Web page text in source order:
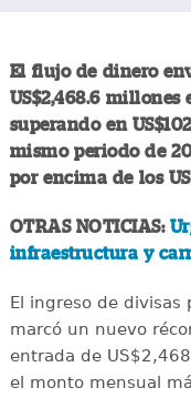
El flujo de dinero
US$2,468.6 millones
superando en
mismo periodo de
por encima de los
OTRAS NOTICIAS:
infraestructura y
El ingreso de divisas
marcó un nuevo
entrada de
el monto mensual